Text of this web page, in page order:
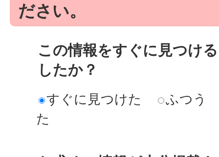
ださい。
この情報をすぐに見つけ
したか？
すぐに見つけた
ふつう
た